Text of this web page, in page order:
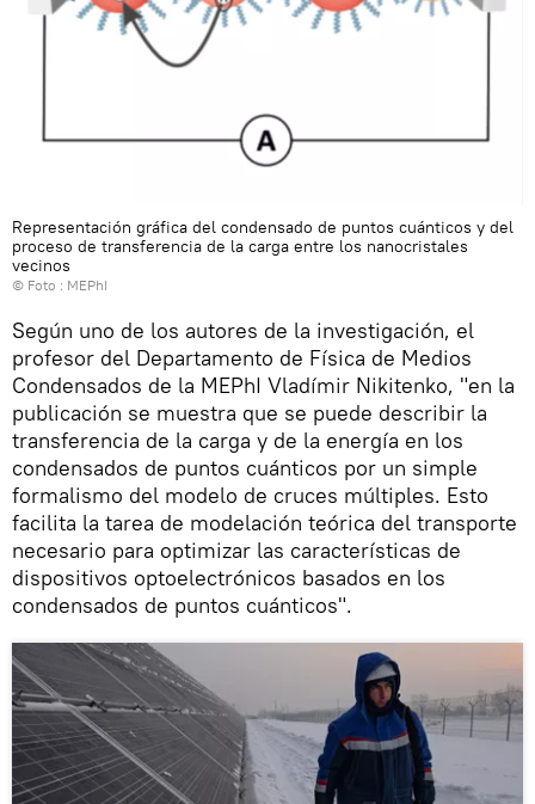
Representación gráfica del condensado de puntos cuánticos y del
proceso de transferencia de la carga entre los nanocristales
vecinos
© Foto : MEPhI
Según uno de los autores de la investigación, el
profesor del Departamento de Física de Medios
Condensados de la MEPhI Vladímir Nikitenko, "en la
publicación se muestra que se puede describir la
transferencia de la carga y de la energía en los
condensados de puntos cuánticos por un simple
formalismo del modelo de cruces múltiples. Esto
facilita la tarea de modelación teórica del transporte
necesario para optimizar las características de
dispositivos optoelectrónicos basados en los
condensados de puntos cuánticos".